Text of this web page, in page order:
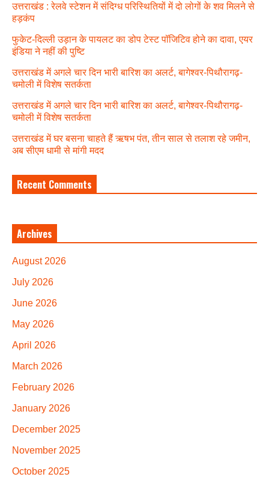
उत्तराखंड : रेलवे स्टेशन में संदिग्ध परिस्थितियों में दो लोगों के शव मिलने से
हड़कंप
फुकेट-दिल्ली उड़ान के पायलट का डोप टेस्ट पॉजिटिव होने का दावा, एयर
इंडिया ने नहीं की पुष्टि
उत्तराखंड में अगले चार दिन भारी बारिश का अलर्ट, बागेश्वर-पिथौरागढ़-
चमोली में विशेष सतर्कता
उत्तराखंड में अगले चार दिन भारी बारिश का अलर्ट, बागेश्वर-पिथौरागढ़-
चमोली में विशेष सतर्कता
उत्तराखंड में घर बसना चाहते हैं ऋषभ पंत, तीन साल से तलाश रहे जमीन,
अब सीएम धामी से मांगी मदद
Recent Comments
Archives
August 2026
July 2026
June 2026
May 2026
April 2026
March 2026
February 2026
January 2026
December 2025
November 2025
October 2025